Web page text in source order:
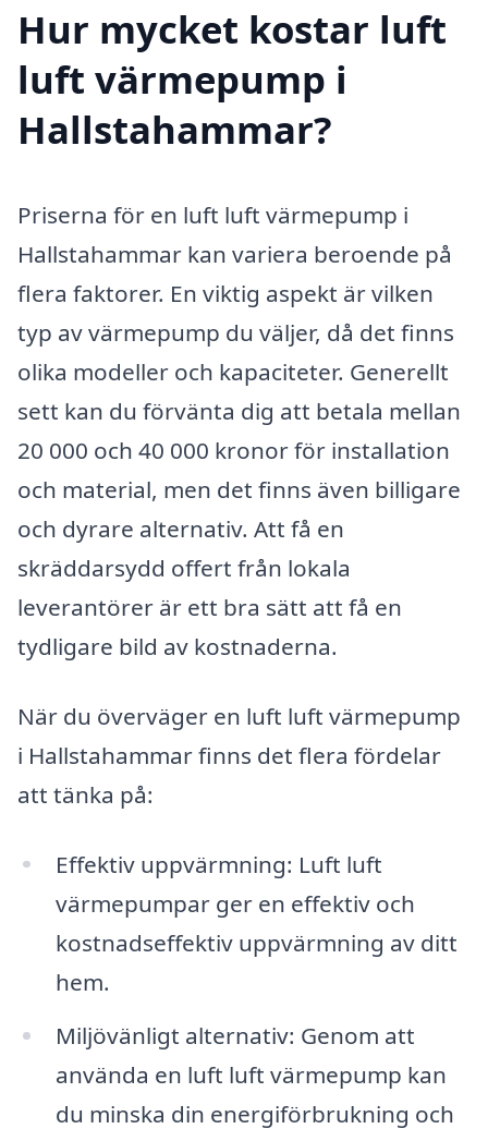
Hur mycket kostar luft
luft värmepump i
Hallstahammar?
Priserna för en luft luft värmepump i
Hallstahammar kan variera beroende på
flera faktorer. En viktig aspekt är vilken
typ av värmepump du väljer, då det finns
olika modeller och kapaciteter. Generellt
sett kan du förvänta dig att betala mellan
20 000 och 40 000 kronor för installation
och material, men det finns även billigare
och dyrare alternativ. Att få en
skräddarsydd offert från lokala
leverantörer är ett bra sätt att få en
tydligare bild av kostnaderna.
När du överväger en luft luft värmepump
i Hallstahammar finns det flera fördelar
att tänka på:
Effektiv uppvärmning: Luft luft
värmepumpar ger en effektiv och
kostnadseffektiv uppvärmning av ditt
hem.
Miljövänligt alternativ: Genom att
använda en luft luft värmepump kan
du minska din energiförbrukning och